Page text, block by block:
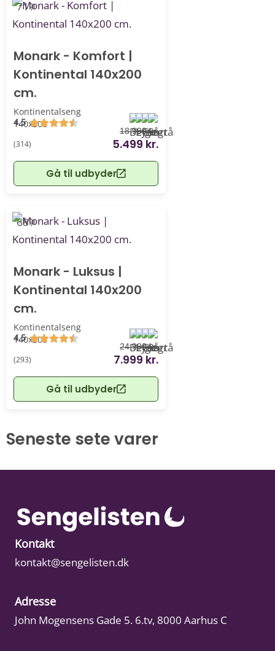
-71%
Monark - Komfort |
Kontinental 140x200
cm.
Kontinentalseng
140x200
4.5
(314)
18.999 kr.
5.499 kr.
Gå til udbyder
-68%
Monark - Luksus |
Kontinental 140x200
cm.
Kontinentalseng
140x200
4.5
(293)
24.999 kr.
7.999 kr.
Gå til udbyder
Seneste sete varer
Kontakt
kontakt@sengelisten.dk
Adresse
John Mogensens Gade 5. 6.tv, 8000 Aarhus C